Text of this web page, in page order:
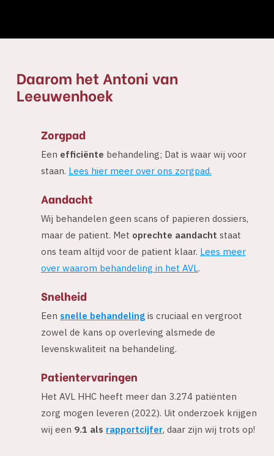
Daarom het Antoni van
Leeuwenhoek
Zorgpad
Een efficiënte behandeling; Dat is waar wij voor
staan. Lees hier meer over ons zorgpad.
Aandacht
Wij behandelen geen scans of papieren dossiers,
maar de patient. Met oprechte aandacht staat
ons team altijd voor de patient klaar. Lees meer
over waarom behandeling in het AVL.
Snelheid
Een snelle behandelingis cruciaal en vergroot
zowel de kans op overleving alsmede de
levenskwaliteit na behandeling.
Patientervaringen
Het AVL HHC heeft meer dan 3.274 patiënten
zorg mogen leveren (2022). Uit onderzoek krijgen
wij een 9.1 als rapportcijfer, daar zijn wij trots op!